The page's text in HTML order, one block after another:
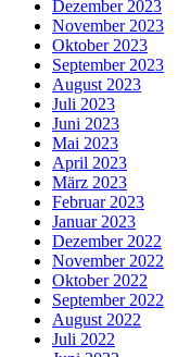
Dezember 2023
November 2023
Oktober 2023
September 2023
August 2023
Juli 2023
Juni 2023
Mai 2023
April 2023
März 2023
Februar 2023
Januar 2023
Dezember 2022
November 2022
Oktober 2022
September 2022
August 2022
Juli 2022